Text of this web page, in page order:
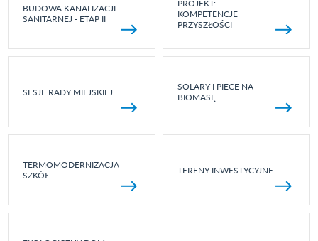
BUDOWA KANALIZACJI
SANITARNEJ - ETAP II
PROJEKT:
KOMPETENCJE
PRZYSZŁOŚCI
SESJE RADY MIEJSKIEJ
SOLARY I PIECE NA
BIOMASĘ
TERMOMODERNIZACJA
SZKÓŁ
TERENY INWESTYCYJNE